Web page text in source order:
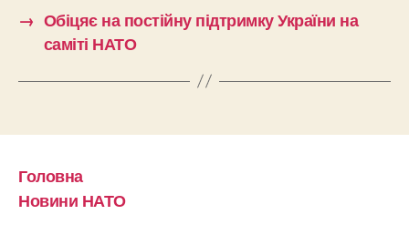
→ Обіцяє на постійну підтримку України на
саміті НАТО
Головна
Новини НАТО